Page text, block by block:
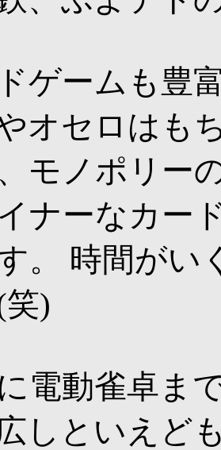
ゲームも豊
オセロはも
モノポリー
ナーなカー
。 時間がい
)
電動雀卓ま
しといえど